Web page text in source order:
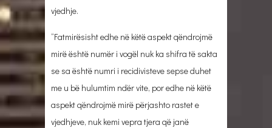
vjedhje.
“Fatmirësisht edhe në këtë aspekt qëndrojmë
mirë është numër i vogël nuk ka shifra të sakta
se sa është numri i recidivisteve sepse duhet
me u bë hulumtim ndër vite, por edhe në këtë
aspekt qëndrojmë mirë përjashto rastet e
vjedhjeve, nuk kemi vepra tjera që janë